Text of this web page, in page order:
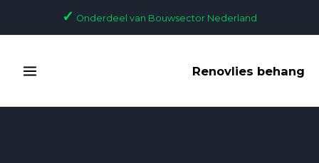
✓ Onderdeel van Bouwsector Nederland
MENU
Renovlies behang